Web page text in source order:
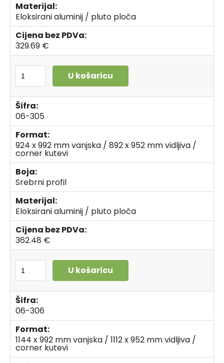
Materijal:
Eloksirani aluminij / pluto ploča
Cijena bez PDVa:
329.69 €
U košaricu
Šifra:
06-305
Format:
924 x 992 mm vanjska / 892 x 952 mm vidljiva /
corner kutevi
Boja:
Srebrni profil
Materijal:
Eloksirani aluminij / pluto ploča
Cijena bez PDVa:
362.48 €
U košaricu
Šifra:
06-306
Format:
1144 x 992 mm vanjska / 1112 x 952 mm vidljiva /
corner kutevi